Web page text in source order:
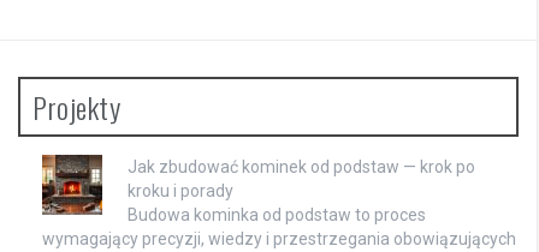
Projekty
Jak zbudować kominek od podstaw — krok po
kroku i porady
Budowa kominka od podstaw to proces
wymagający precyzji, wiedzy i przestrzegania obowiązujących